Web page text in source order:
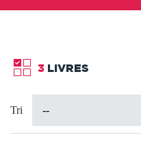
3 LIVRES
Tri